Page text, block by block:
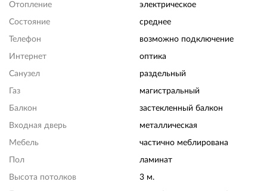
Отопление электрическое
Состояние среднее
Телефон возможно подключение
Интернет оптика
Санузел раздельный
Газ магистральный
Балкон застекленный балкон
Входная дверь металлическая
Мебель частично меблирована
Пол ламинат
Высота потолков 3 м.